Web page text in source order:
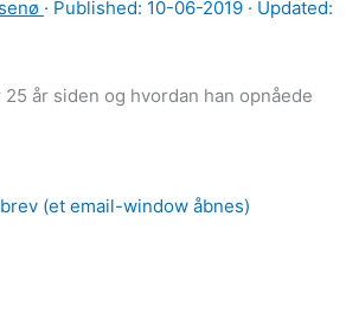
· Published: 10-06-2019 · Updated:
år siden og hvordan han opnåede
(et email-window åbnes)